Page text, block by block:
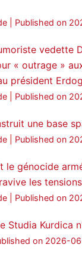
Published on
vedette
« outrage »
président
Published on
une base
Published on
le génocide
les
Published on
Studia Kurdica
on 2026-